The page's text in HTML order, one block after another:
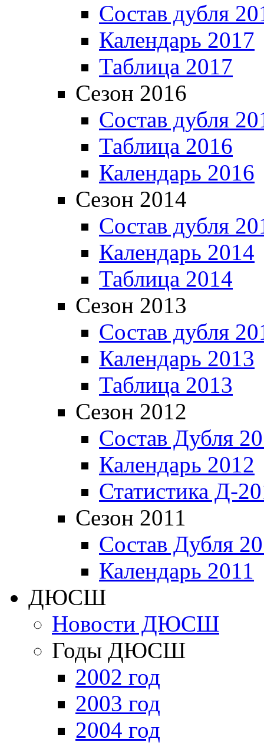
Состав дубля
Календарь 2017
Таблица 2017
Сезон 2016
Состав дубля
Таблица 2016
Календарь 2016
Сезон 2014
Состав дубля
Календарь 2014
Таблица 2014
Сезон 2013
Состав дубля
Календарь 2013
Таблица 2013
Сезон 2012
Состав Дубля
Календарь 2012
Статистика Д-
Сезон 2011
Состав Дубля
Календарь 2011
ДЮСШ
Новости ДЮСШ
Годы ДЮСШ
2002 год
2003 год
2004 год